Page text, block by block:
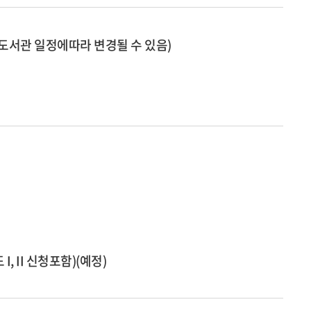
관 일정에따라 변경될 수 있음)
I, II 신청포함)(예정)